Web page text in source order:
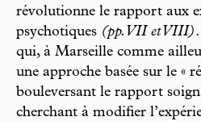
révolutionne le rapport aux
psychotiques (pp. VII et VIII)
qui, à Marseille comme
une approche basée sur le «
bouleversant le rapport
cherchant à modifier